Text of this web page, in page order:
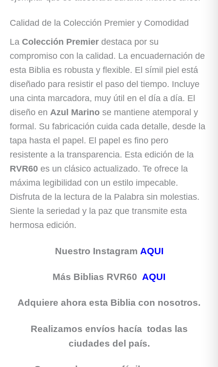
Calidad de la Colección Premier y Comodidad
La Colección Premier destaca por su
compromiso con la calidad. La encuadernación de
esta Biblia es robusta y flexible. El símil piel está
diseñado para resistir el paso del tiempo. Incluye
una cinta marcadora, muy útil en el día a día. El
diseño en Azul Marino se mantiene atemporal y
formal. Su fabricación cuida cada detalle, desde la
tapa hasta el papel. El papel es fino pero
resistente a la transparencia. Esta edición de la
RVR60 es un clásico actualizado. Te ofrece la
máxima legibilidad con un estilo impecable.
Disfruta de la lectura de la Palabra sin molestias.
Siente la seriedad y la paz que transmite esta
hermosa edición.
Nuestro Instagram AQUI
Más Biblias RVR60 AQUI
Adquiere ahora esta Biblia con nosotros.
Realizamos envíos hacía todas las
ciudades del país.